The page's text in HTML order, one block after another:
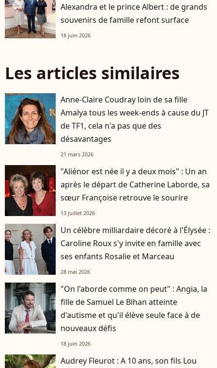
Alexandra et le prince Albert : de grands
souvenirs de famille refont surface
18 juin 2026
Les articles similaires
Anne-Claire Coudray loin de sa fille
Amalya tous les week-ends à cause du JT
de TF1, cela n'a pas que des
désavantages
21 mars 2026
"Aliénor est née il y a deux mois" : Un an
après le départ de Catherine Laborde, sa
sœur Françoise retrouve le sourire
13 juillet 2026
Un célèbre milliardaire décoré à l'Élysée :
Caroline Roux s'y invite en famille avec
ses enfants Rosalie et Marceau
28 mai 2026
"On l'aborde comme on peut" : Angia, la
fille de Samuel Le Bihan atteinte
d'autisme et qu'il élève seule face à de
nouveaux défis
18 juin 2026
Audrey Fleurot : A 10 ans, son fils Lou